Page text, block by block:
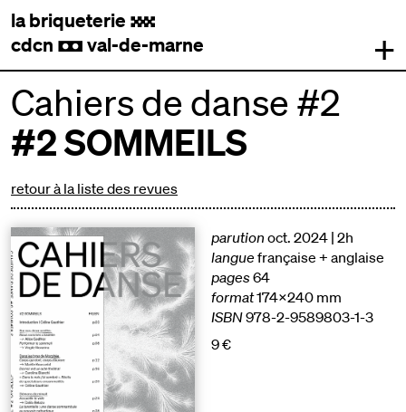
la briqueterie .
cdcn , val-de-marne
+
Cahiers de danse #2
#2 SOMMEILS
retour à la liste des revues
parution oct. 2024 | 2h
langue française + anglaise
pages64
format174x240 mm
ISBN978-2-9589803-1-3
9 €